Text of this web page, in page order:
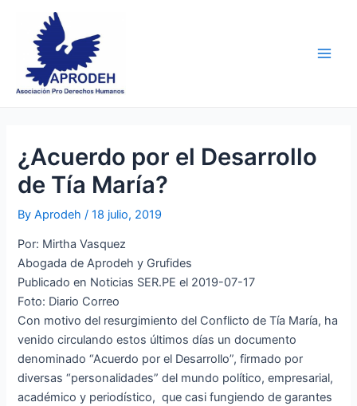
content
¿Acuerdo por el Desarrollo
de Tía María?
ByAprodeh/18 julio, 2019
Por: Mirtha Vasquez
Abogada de Aprodeh y Grufides
Publicado en Noticias SER.PE el 2019-07-17
Foto: Diario Correo
Con motivo del resurgimiento del Conflicto de Tía María, ha
venido circulando estos últimos días un documento
denominado “Acuerdo por el Desarrollo”, firmado por
diversas “personalidades” del mundo político, empresarial,
académico y periodístico, que casi fungiendo de garantes
navigation